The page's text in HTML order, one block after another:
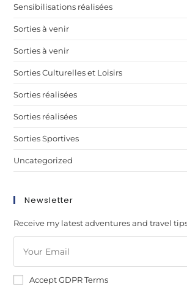
Sensibilisations réalisées
Sorties à venir
Sorties à venir
Sorties Culturelles et Loisirs
Sorties réalisées
Sorties réalisées
Sorties Sportives
Uncategorized
Newsletter
Receive my latest adventures and travel
Accept GDPR Terms